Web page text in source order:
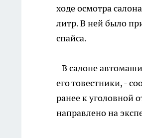
ходе осмотра
литр. В ней было
спайса.
- В салоне
его товестники, -
ранее к уголовной
направлено на